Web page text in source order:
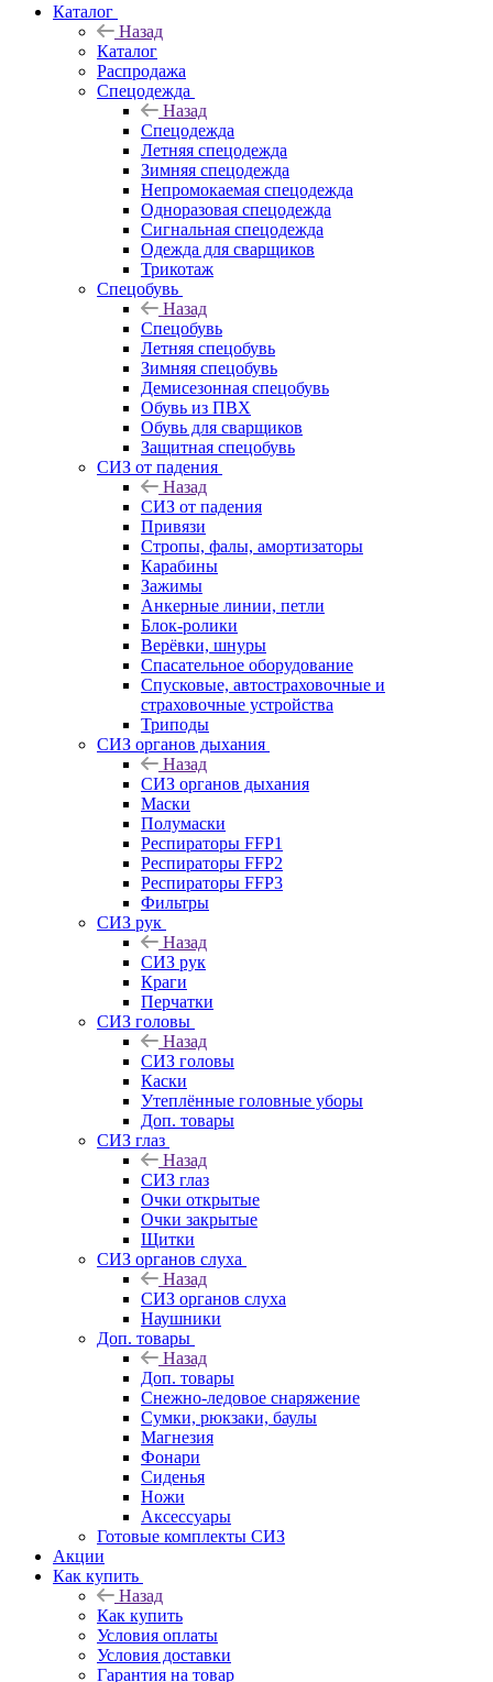
Каталог
Назад
Каталог
Распродажа
Спецодежда
Назад
Спецодежда
Летняя спецодежда
Зимняя спецодежда
Непромокаемая спецодежда
Одноразовая спецодежда
Сигнальная спецодежда
Одежда для сварщиков
Трикотаж
Спецобувь
Назад
Спецобувь
Летняя спецобувь
Зимняя спецобувь
Демисезонная спецобувь
Обувь из ПВХ
Обувь для сварщиков
Защитная спецобувь
СИЗ от падения
Назад
СИЗ от падения
Привязи
Стропы, фалы, амортизаторы
Карабины
Зажимы
Анкерные линии, петли
Блок-ролики
Верёвки, шнуры
Спасательное оборудование
Спусковые, автостраховочные и
страховочные устройства
Триподы
СИЗ органов дыхания
Назад
СИЗ органов дыхания
Маски
Полумаски
Респираторы FFP1
Респираторы FFP2
Респираторы FFP3
Фильтры
СИЗ рук
Назад
СИЗ рук
Краги
Перчатки
СИЗ головы
Назад
СИЗ головы
Каски
Утеплённые головные уборы
Доп. товары
СИЗ глаз
Назад
СИЗ глаз
Очки открытые
Очки закрытые
Щитки
СИЗ органов слуха
Назад
СИЗ органов слуха
Наушники
Доп. товары
Назад
Доп. товары
Снежно-ледовое снаряжение
Сумки, рюкзаки, баулы
Магнезия
Фонари
Сиденья
Ножи
Аксессуары
Готовые комплекты СИЗ
Акции
Как купить
Назад
Как купить
Условия оплаты
Условия доставки
Гарантия на товар